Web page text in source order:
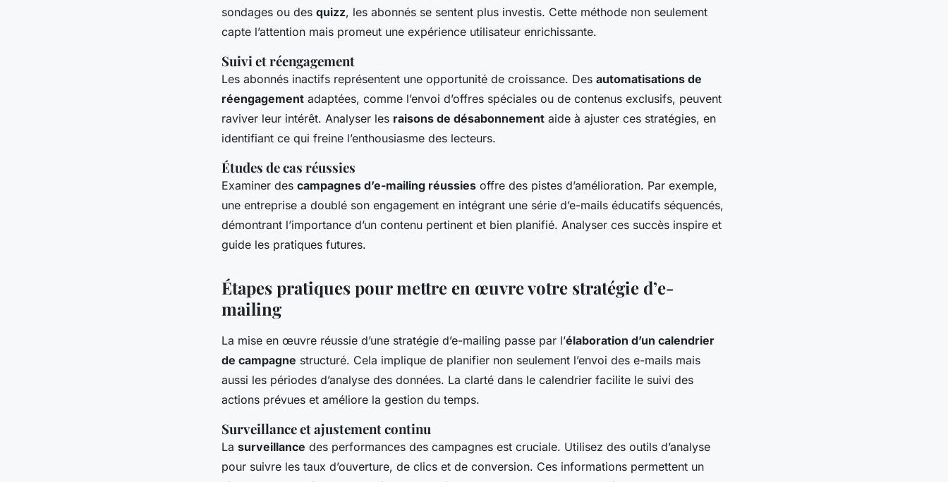
sondages ou des quizz, les abonnés se sentent plus investis. Cette méthode non seulement
capte l’attention mais promeut une expérience utilisateur enrichissante.
Suivi et réengagement
Les abonnés inactifs représentent une opportunité de croissance. Des automatisations de
réengagement adaptées, comme l’envoi d’offres spéciales ou de contenus exclusifs, peuvent
raviver leur intérêt. Analyser les raisons de désabonnement aide à ajuster ces stratégies, en
identifiant ce qui freine l’enthousiasme des lecteurs.
Études de cas réussies
Examiner des campagnes d’e-mailing réussies offre des pistes d’amélioration. Par exemple,
une entreprise a doublé son engagement en intégrant une série d’e-mails éducatifs séquencés,
démontrant l’importance d’un contenu pertinent et bien planifié. Analyser ces succès inspire et
guide les pratiques futures.
Étapes pratiques pour mettre en œuvre votre stratégie d’e-
mailing
La mise en œuvre réussie d’une stratégie d’e-mailing passe par l’élaboration d’un calendrier
de campagne structuré. Cela implique de planifier non seulement l’envoi des e-mails mais
aussi les périodes d’analyse des données. La clarté dans le calendrier facilite le suivi des
actions prévues et améliore la gestion du temps.
Surveillance et ajustement continu
La surveillance des performances des campagnes est cruciale. Utilisez des outils d’analyse
pour suivre les taux d’ouverture, de clics et de conversion. Ces informations permettent un